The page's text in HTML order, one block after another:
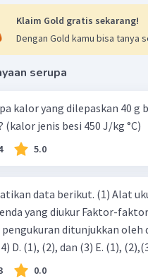
Y = 0 cm
3 Resultan
R = √X2+ Y2
R = √102+ 0
Dengan demikian, resultan
Klaim Gold gratis sekarang!
Dengan Gold kamu bisa tanya
serupa
kalor yang dilepaskan 40 g
(kalor jenis besi 450 J/kg °C)
5.0
data berikut. (1) Alat
yang diukur Faktor-
ditunjukkan oleh data nomor ... A. (1) dan
dan (4) D. (1), (2), dan
0.0